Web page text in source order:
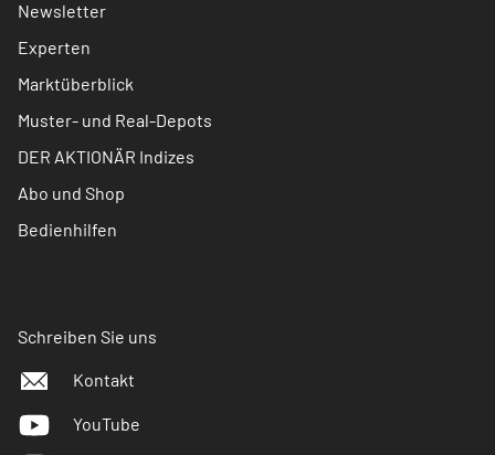
Newsletter
Experten
Marktüberblick
Muster- und Real-Depots
DER AKTIONÄR Indizes
Abo und Shop
Bedienhilfen
Schreiben Sie uns
Kontakt
YouTube